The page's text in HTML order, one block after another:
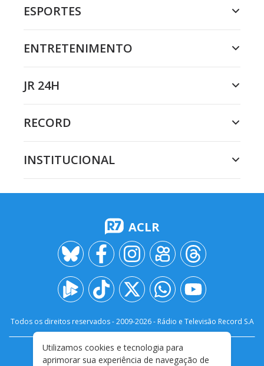
ESPORTES
ENTRETENIMENTO
JR 24H
RECORD
INSTITUCIONAL
ACLR
Todos os direitos reservados - 2009-2026- Rádio e Televisão Record S.A
FALE CONOSCO
PRIVACIDADE
Utilizamos cookies e tecnologia para
aprimorar sua experiência de navegação de